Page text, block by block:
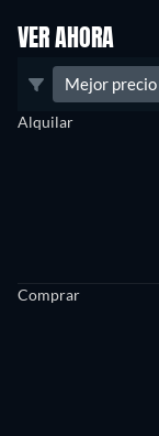
VER AHORA
Mejor precio
Alquilar
Comprar